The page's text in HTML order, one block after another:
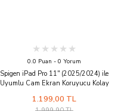
0.0 Puan - 0 Yorum
Spigen iPad Pro 11'' (2025/2024) ile
Uyumlu Cam Ekran Koruyucu Kolay
AGL07788
1.199,00 TL